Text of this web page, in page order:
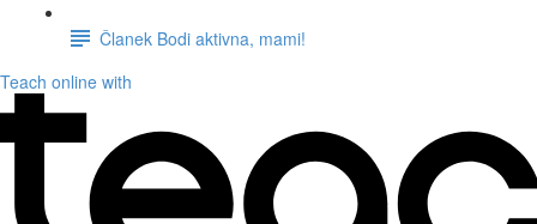
Članek Bodi aktivna, mami!
Teach online with